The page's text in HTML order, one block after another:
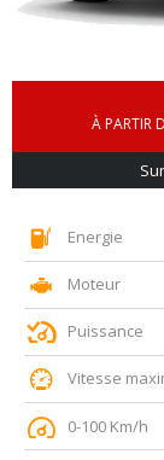
À PARTIR
Energie
Moteur
Puissance
Vitesse
0-100 Km/h